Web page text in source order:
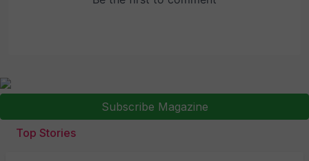
Subscribe Magazine
Top Stories